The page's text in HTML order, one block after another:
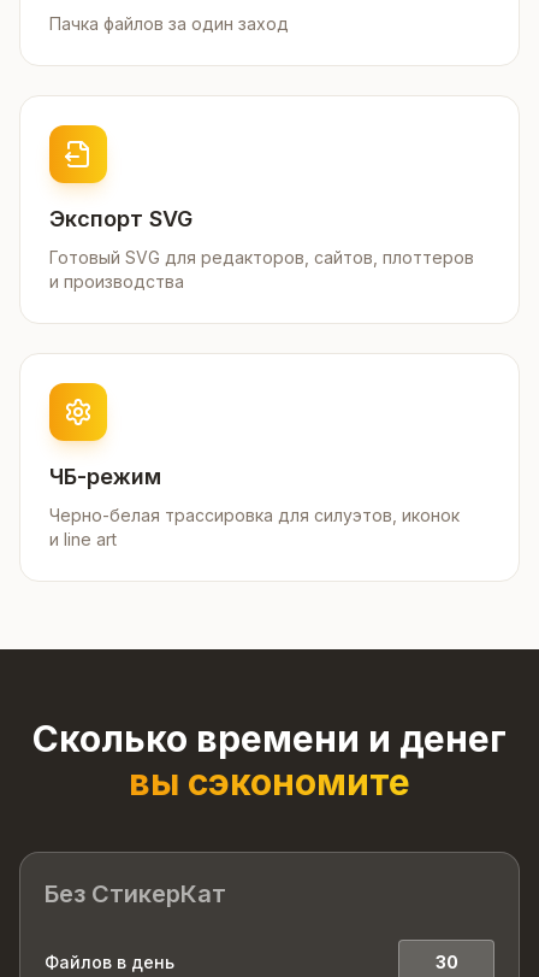
Пачка файлов за один заход
Экспорт SVG
Готовый SVG для редакторов, сайтов, плоттеров
и производства
ЧБ-режим
Черно-белая трассировка для силуэтов, иконок
и line art
Сколько времени и денег
вы сэкономите
Без СтикерКат
Файлов в день